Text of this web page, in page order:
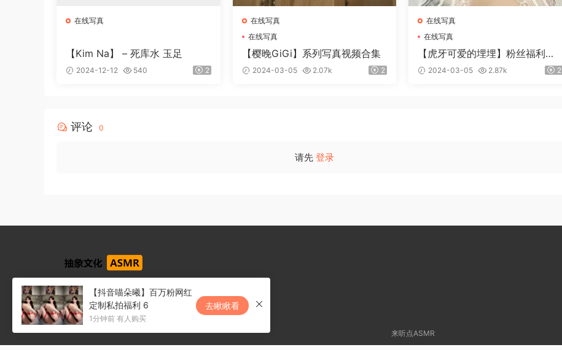
在线写真
【Kim Na】 – 死库水 玉足
2024-12-12 540 2
在线写真
在线写真
【樱晚GiGi】系列写真视频合集
2024-03-05 2.07k 2
在线写真
在线写真
【虎牙可爱的埋埋】粉丝福利写
真视频
2024-03-05 2.87k 2
评论 0
请先 登录
关于我们 免责申明 联系我们
来听点ASMR
【抖音喵朵曦】百万粉网红
定制私拍福利 6
1分钟前 有人购买
去瞅瞅看